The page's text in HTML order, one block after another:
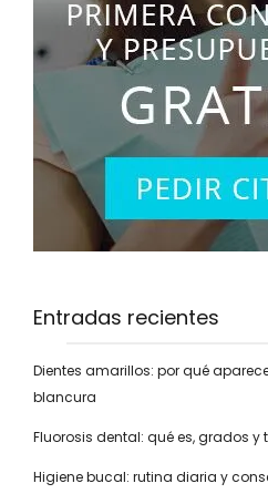
Entradas recientes
Dientes amarillos: por qué
blancura
Fluorosis dental: qué es, grados
Higiene bucal: rutina diaria y